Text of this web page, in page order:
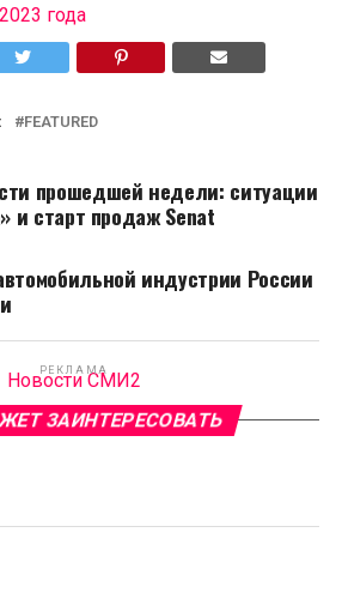
года
FEATURED
прошедшей недели: ситуации
и старт продаж Senat
индустрии России
РЕКЛАМА
Новости СМИ2
ЗАИНТЕРЕСОВАТЬ